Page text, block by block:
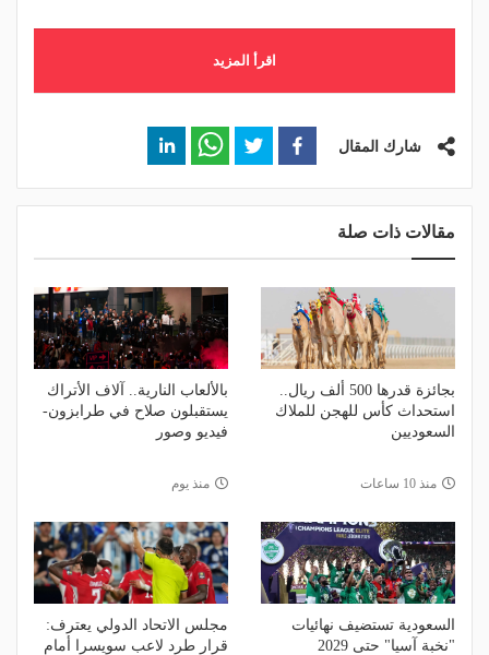
اقرأ المزيد
شارك المقال
مقالات ذات صلة
بجائزة قدرها 500 ألف ريال..
استحداث كأس للهجن للملاك
السعوديين
منذ 10 ساعات
بالألعاب النارية.. آلاف الأتراك
يستقبلون صلاح في طرابزون-
فيديو وصور
منذ يوم
السعودية تستضيف نهائيات
"نخبة آسيا" حتى 2029
مجلس الاتحاد الدولي يعترف:
قرار طرد لاعب سويسرا أمام